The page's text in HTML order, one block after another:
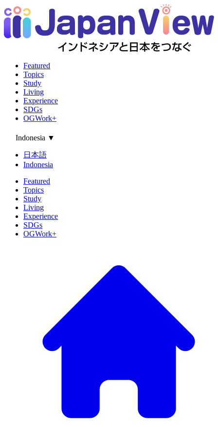
Featured
Topics
Study
Living
Experience
SDGs
OGWork+
Indonesia ▼
日本語
Indonesia
Featured
Topics
Study
Living
Experience
SDGs
OGWork+